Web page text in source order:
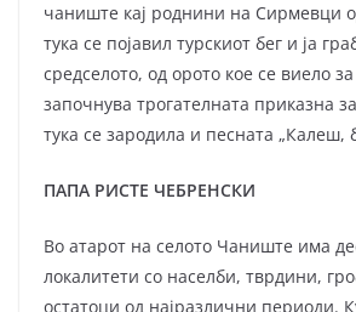
чаниште кај роднини на Сирмевци
тука се појавил турскиот бег и ја
средселото, од орото кое се виело
започнува трогателната приказна
тука се зародила и песната „Калеш,
ПАПА РИСТЕ ЧЕБРЕНСКИ
Во атарот на селото Чаниште има
локалитети со населби, тврдини,
остатоци од најразлични периоди.